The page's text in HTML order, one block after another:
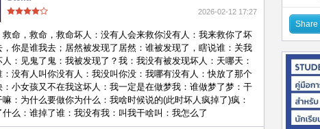
2026-02-12 17:27
救命，救命，救命坏人：没有人会来救你没有人：我来救你了坏
，你是谁我去；居然被发现了居然：谁被发现了，瞎说谁：关我
人：见鬼了鬼：我被发现了？我：我没有被发现坏人：天哪天：
：没有人叫你没有人：我没叫你没：我哪有没有人：快放了那个
：小女孩又不在我这坏人：我一定是在做梦我：谁做梦了梦：干
嘛：为什么要做你为什么：我啥时候说的(此时坏人疯掉了)疯：
什么：谁掉了谁：我没有我：叫我干啥叫：我怎么了
Share